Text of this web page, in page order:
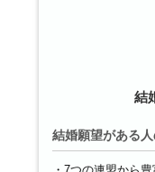
結
結婚願望がある